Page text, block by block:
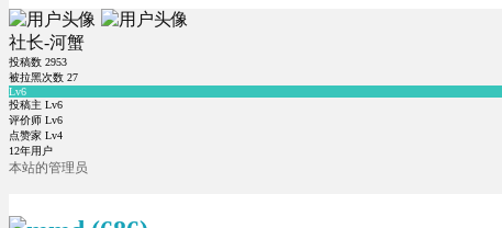
社长-河蟹
投稿数 2953
被拉黑次数 27
Lv6
投稿主 Lv6
评价师 Lv6
点赞家 Lv4
12年用户
本站的管理员